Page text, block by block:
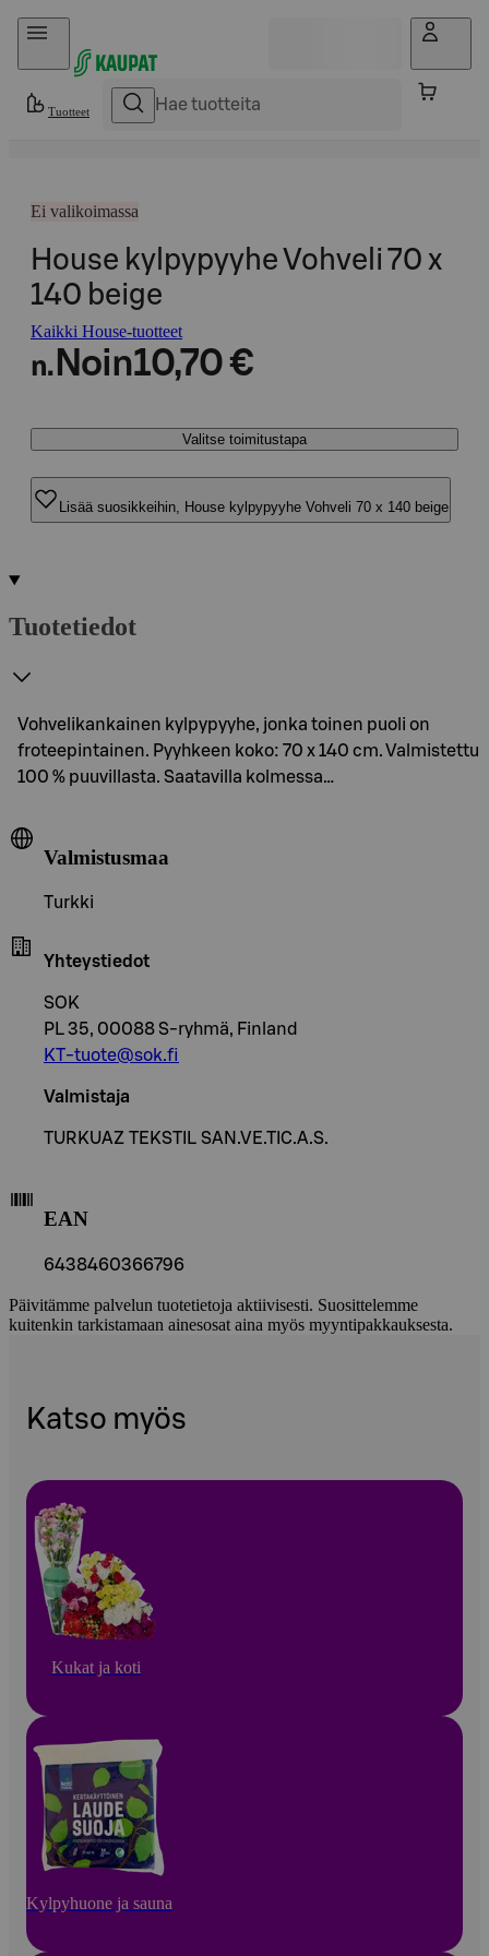
Hyppää sisältöön
Tuotteet
Ei valikoimassa
House kylpypyyhe Vohveli 70 x
140 beige
Kaikki House-tuotteet
n. Noin10,70 €
Valitse toimitustapa
Lisää suosikkeihin, House kylpypyyhe Vohveli 70 x 140 beige
Tuotetiedot
Vohvelikankainen kylpypyyhe, jonka toinen puoli on
froteepintainen. Pyyhkeen koko: 70 x 140 cm. Valmistettu
100 % puuvillasta. Saatavilla kolmessa…
Valmistusmaa
Turkki
Yhteystiedot
SOK
PL 35, 00088 S-ryhmä, Finland
KT-tuote@sok.fi
Valmistaja
TURKUAZ TEKSTIL SAN.VE.TIC.A.S.
EAN
6438460366796
Päivitämme palvelun tuotetietoja aktiivisesti. Suosittelemme
kuitenkin tarkistamaan ainesosat aina myös myyntipakkauksesta.
Katso myös
Kukat ja koti
Kylpyhuone ja sauna